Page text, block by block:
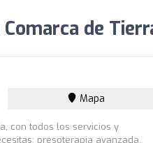
de
Mapa
con todos los servicios y
presoterapia avanzada,